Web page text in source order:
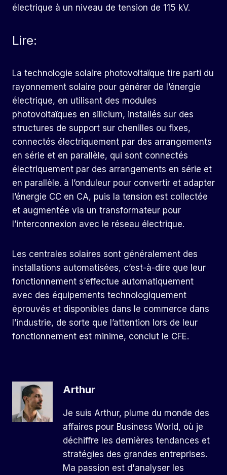
électrique à un niveau de tension de 115 kV.
Lire:
La technologie solaire photovoltaïque tire parti du
rayonnement solaire pour générer de l’énergie
électrique, en utilisant des modules
photovoltaïques en silicium, installés sur des
structures de support sur chenilles ou fixes,
connectés électriquement par des arrangements
en série et en parallèle, qui sont connectés
électriquement par des arrangements en série et
en parallèle. à l’onduleur pour convertir et adapter
l’énergie CC en CA, puis la tension est collectée
et augmentée via un transformateur pour
l’interconnexion avec le réseau électrique.
Les centrales solaires sont généralement des
installations automatisées, c’est-à-dire que leur
fonctionnement s’effectue automatiquement
avec des équipements technologiquement
éprouvés et disponibles dans le commerce dans
l’industrie, de sorte que l’attention lors de leur
fonctionnement est minime, conclut le CFE.
Arthur
Je suis Arthur, plume du monde des
affaires pour Business World, où je
déchiffre les dernières tendances et
stratégies des grandes entreprises.
Ma passion est d'analyser les